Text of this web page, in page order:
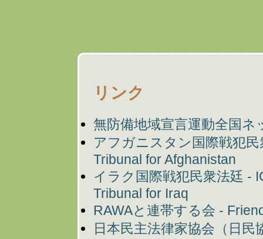
リンク
無防備地域宣言運動全国ネ
アフガニスタン国際戦犯
Tribunal for Afghanistan
イラク国際戦犯民衆法廷 -
Tribunal for Iraq
RAWAと連帯する会 -
日本民主法律家協会（日